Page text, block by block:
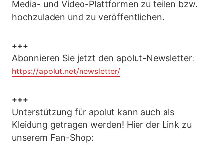
Media- und Video-Plattformen zu teilen bzw.
hochzuladen und zu veröffentlichen.
+++
Abonnieren Sie jetzt den apolut-Newsletter:
https://apolut.net/newsletter/
+++
Unterstützung für apolut kann auch als
Kleidung getragen werden! Hier der Link zu
unserem Fan-Shop: